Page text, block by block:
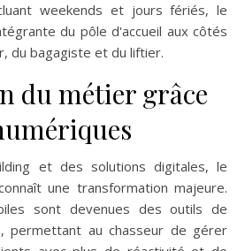
weekends et jours fériés, le
du pôle d'accueil aux côtés
du bagagiste et du liftier.
du métier grâce
et des solutions digitales, le
une transformation majeure.
sont devenues des outils de
permettant au chasseur de gérer